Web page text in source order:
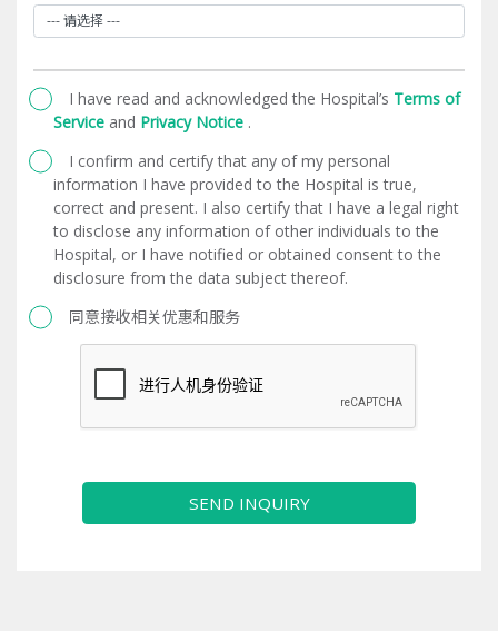
I have read and acknowledged the Hospital’s Terms of
Service and Privacy Notice .
I confirm and certify that any of my personal
information I have provided to the Hospital is true,
correct and present. I also certify that I have a legal right
to disclose any information of other individuals to the
Hospital, or I have notified or obtained consent to the
disclosure from the data subject thereof.
同意接收相关优惠和服务
SEND INQUIRY